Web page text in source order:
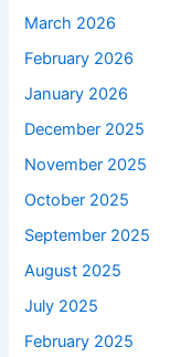
March 2026
February 2026
January 2026
December 2025
November 2025
October 2025
September 2025
August 2025
July 2025
February 2025